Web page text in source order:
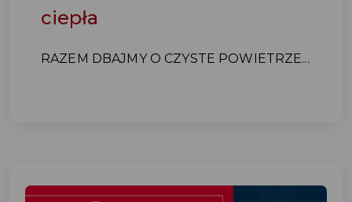
ciepła
RAZEM DBAJMY O CZYSTE POWIETRZE...